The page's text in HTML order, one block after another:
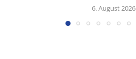
6. August 2026